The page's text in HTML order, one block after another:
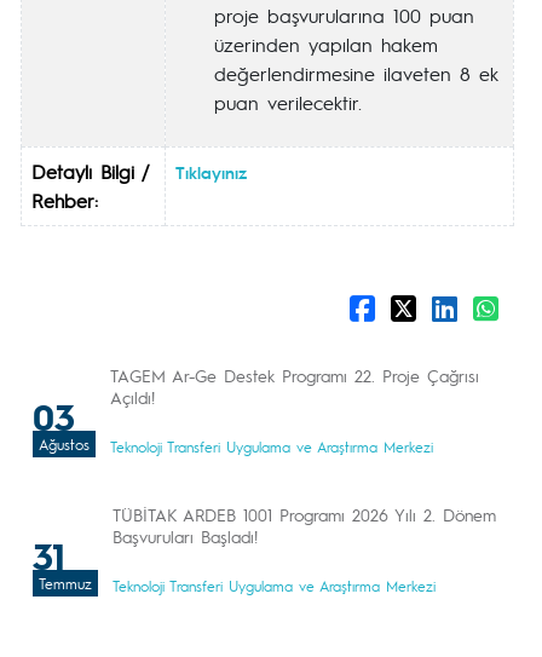
proje başvurularına 100 puan
üzerinden yapılan hakem
değerlendirmesine ilaveten 8 ek
puan verilecektir.
Detaylı Bilgi /
Rehber:
Tıklayınız
03
Ağustos
TAGEM Ar-Ge Destek Programı 22. Proje Çağrısı
Açıldı!
Teknoloji Transferi Uygulama ve Araştırma Merkezi
31
Temmuz
TÜBİTAK ARDEB 1001 Programı 2026 Yılı 2. Dönem
Başvuruları Başladı!
Teknoloji Transferi Uygulama ve Araştırma Merkezi